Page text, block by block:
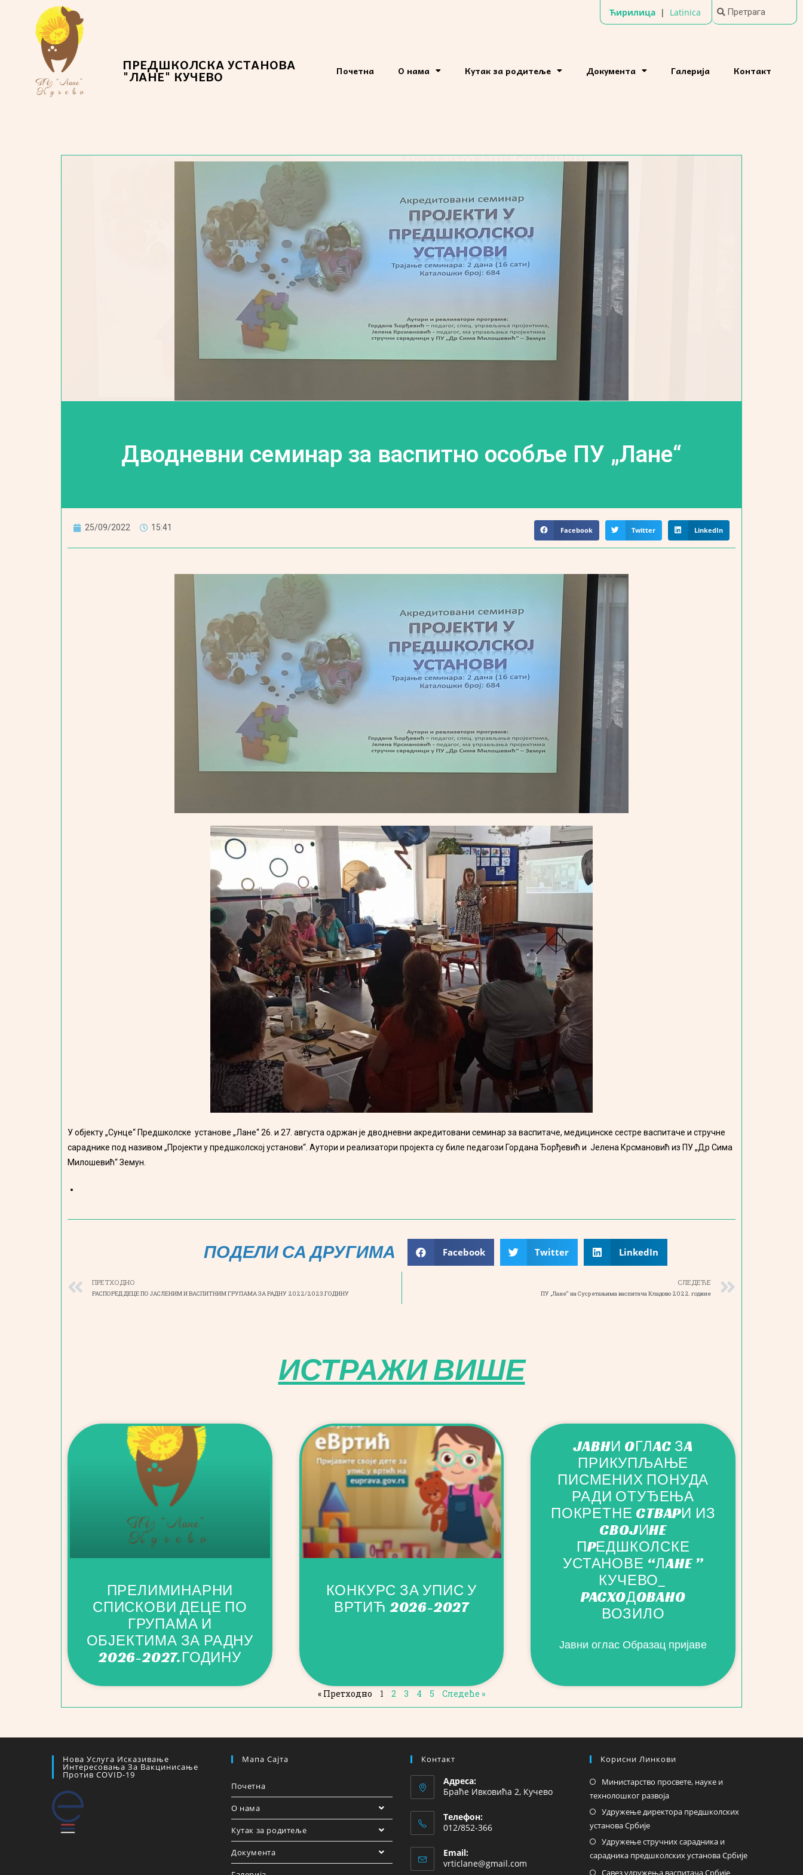
Ћирилица | Latinica
ПРЕДШКОЛСКА УСТАНОВА
"ЛАНЕ" КУЧЕВО Почетна О нама Кутак за родитеље Документа Галерија Контакт
Дводневни семинар за васпитно особље ПУ „Лане“
25/09/2022 15:41 Facebook Twitter LinkedIn
У објекту „Сунце“ Предшколске установе „Лане“ 26. и 27. августа одржан је дводневни акредитовани семинар за васпитаче, медицинске сестре васпитаче и стручне
сараднике под називом „Пројекти у предшколској установи“. Аутори и реализатори пројекта су биле педагози Гордана Ђорђевић и Јелена Крсмановић из ПУ „Др Сима
Милошевић“ Земун.
ПОДЕЛИ СА ДРУГИМА Facebook Twitter LinkedIn
ПРЕТХОДНО
РАСПОРЕД ДЕЦЕ ПО ЈАСЛЕНИМ И ВАСПИТНИМ ГРУПАМА ЗА РАДНУ 2022/2023.ГОДИНУ
СЛЕДЕЋЕ
ПУ „Лане“ на Сусретањима васпитача Кладово 2022. године
ИСТРАЖИ ВИШЕ
ПРЕЛИМИНАРНИ
СПИСКОВИ ДЕЦЕ ПО
ГРУПАМА И
ОБЈЕКТИМА ЗА РАДНУ
2026-2027.ГОДИНУ
КОНКУРС ЗА УПИС У
ВРТИЋ 2026-2027
JABHИ OГЛAC ЗA
ПРИКУПЉАЊЕ
ПИСМЕНИХ ПОНУДА
РАДИ ОТУЂЕЊА
ПОКРЕТНЕ CTBAPИ ИЗ
CBOJИHE
ПPЕДШКОЛСКЕ
УСТАНОВЕ “ЛAHE ”
КУЧЕВО_
PACXOДOBAHO
ВОЗИЛО
Јавни оглас Образац пријаве
« Претходно 1 2 3 4 5 Следеће »
Нова Услуга Исказивање
Интересовања За Вакцинисање
Против COVID-19
Мапа Сајта
Почетна
О нама
Кутак за родитеље
Документа
Контакт
Адреса:
Браће Ивковића 2, Кучево
Телефон:
012/852-366
Email:
vrticlane@gmail.com
Корисни Линкови
Министарство просвете, науке и
технолошког развоја
Удружење директора предшколских
установа Србије
Удружење стручних сарадника и
сарадника предшколских установа Србије
Савез удружења васпитача Србије